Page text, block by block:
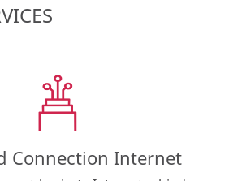
Connection Internet